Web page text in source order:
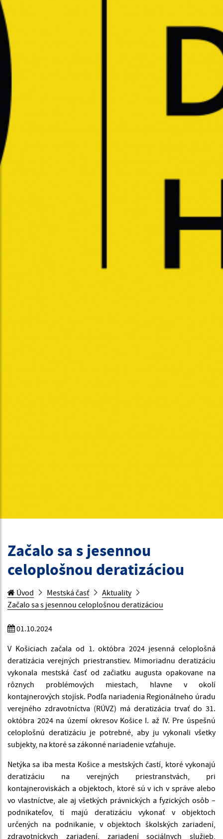
Začalo sa s jesennou
celoplošnou deratizáciou
Úvod Mestská časť
Aktuality
Začalo sa s jesennou celoplošnou deratizáciou
01.10.2024
V Košiciach začala od 1. októbra 2024 jesenná celoplošná
deratizácia verejných priestranstiev. Mimoriadnu deratizáciu
vykonala mestská časť od začiatku augusta opakovane na
rôznych problémových miestach, hlavne v okolí
kontajnerových stojísk. Podľa nariadenia Regionálneho úradu
verejného zdravotníctva (RÚVZ) má deratizácia trvať do 31.
októbra 2024 na území okresov Košice I. až IV. Pre úspešnú
celoplošnú deratizáciu je potrebné, aby ju vykonali všetky
subjekty, na ktoré sa zákonné nariadenie vzťahuje.
Netýka sa iba mesta Košice a mestských častí, ktoré vykonajú
deratizáciu na verejných priestranstvách, pri
kontajneroviskách a objektoch, ktoré sú v ich v správe alebo
vo vlastníctve, ale aj všetkých právnických a fyzických osôb –
podnikateľov, tí majú deratizáciu vykonať v objektoch
určených na podnikanie, v objektoch školských zariadení,
zdravotníckych zariadení, zariadení sociálnych služieb,